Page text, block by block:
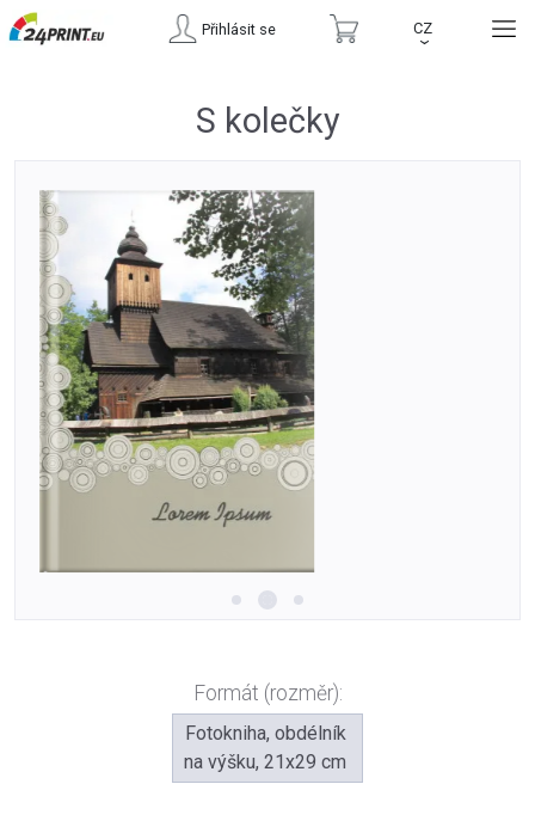
Přihlásit se CZ
›
S kolečky
Formát (rozměr):
Fotokniha, obdélník
na výšku, 21x29 cm